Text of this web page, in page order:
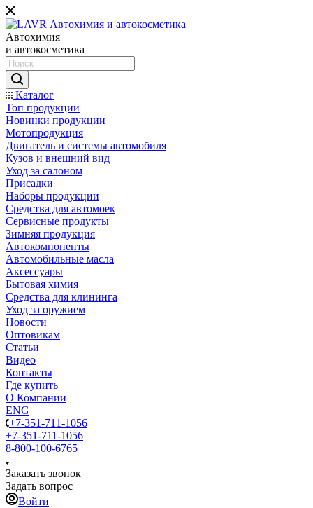
Автохимия
и автокосметика
Каталог
Топ продукции
Новинки продукции
Мотопродукция
Двигатель и системы автомобиля
Кузов и внешний вид
Уход за салоном
Присадки
Наборы продукции
Средства для автомоек
Сервисные продукты
Зимняя продукция
Автокомпоненты
Автомобильные масла
Аксессуары
Бытовая химия
Средства для клининга
Уход за оружием
Новости
Оптовикам
Статьи
Видео
Контакты
Где купить
О Компании
ENG
+7-351-711-1056
+7-351-711-1056
8-800-100-6765
Заказать звонок
Задать вопрос
Войти